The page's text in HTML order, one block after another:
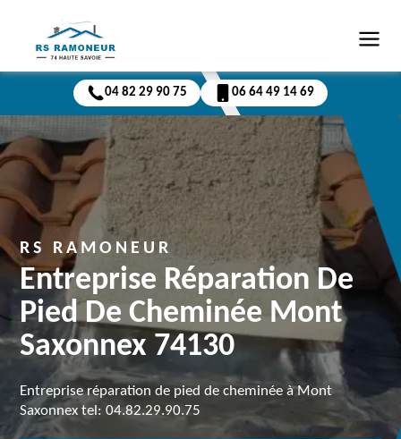
04 82 29 90 75 06 64 49 14 69
RS RAMONEUR
Entreprise Réparation De
Pied De Cheminée Mont
Saxonnex 74130
Entreprise réparation de pied de cheminée à Mont
Saxonnex tel: 04.82.29.90.75